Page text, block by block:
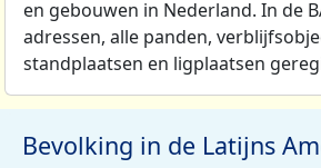
en gebouwen in Nederland. In de
adressen, alle panden,
standplaatsen en ligplaatsen
Bevolking in de Latijns